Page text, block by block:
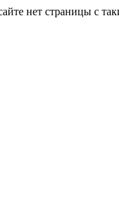
нет страницы с